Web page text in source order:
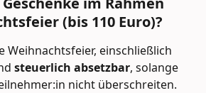
(bis 110 Euro)?
Weihnachtsfeier, einschließlich
steuerlich absetzbar, solange
nicht überschreiten.